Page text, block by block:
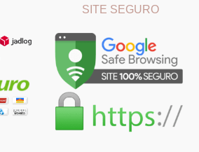
SITE SEGURO